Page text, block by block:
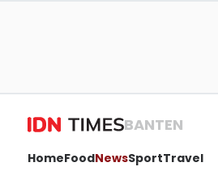
BANTEN
HomeFoodNewsSportTravel